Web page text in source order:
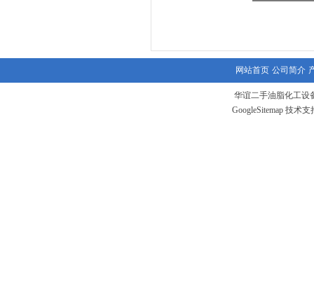
网站首页 公司简介
华谊二手油脂化工设
GoogleSitemap 技术支